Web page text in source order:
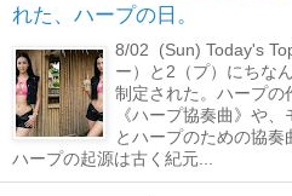
れた、ハープの日。
8/02 (Sun) Today's
ー）と2（プ）にちな
制定された。ハープの
《ハープ協奏曲》や
とハープのための協奏
ハープの起源は古く紀元...